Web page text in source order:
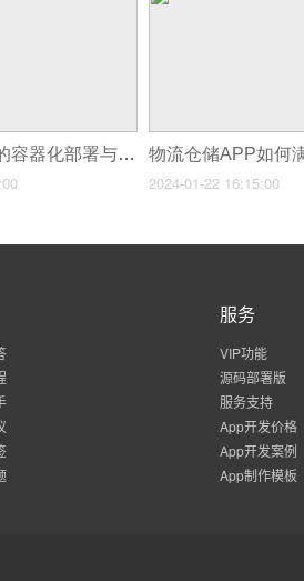
微服务架构中的容器化部署与运维
2024-01-22 16:15:00
服务
VIP功能
源码部署版
服务支持
App开发价格
App开发案例
App制作模板